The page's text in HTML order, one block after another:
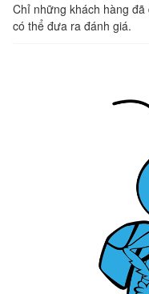
Chỉ những khách hàng
có thể đưa ra đánh giá.